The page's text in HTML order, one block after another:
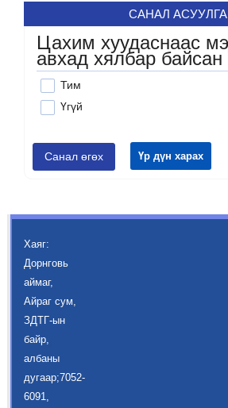
САНАЛ АСУУЛГА
Цахим хуудаснаас
авхад хялбар байсан
Тим
Үгүй
Санал өгөх Үр дүн харах
Хаяг:
Дорнговь
аймаг,
Айраг сум,
ЗДТГ-ын
байр,
албаны
дугаар;7052-
6091,